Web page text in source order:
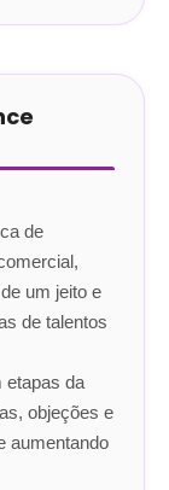
de
um jeito e
de talentos
etapas da
objeções e
aumentando